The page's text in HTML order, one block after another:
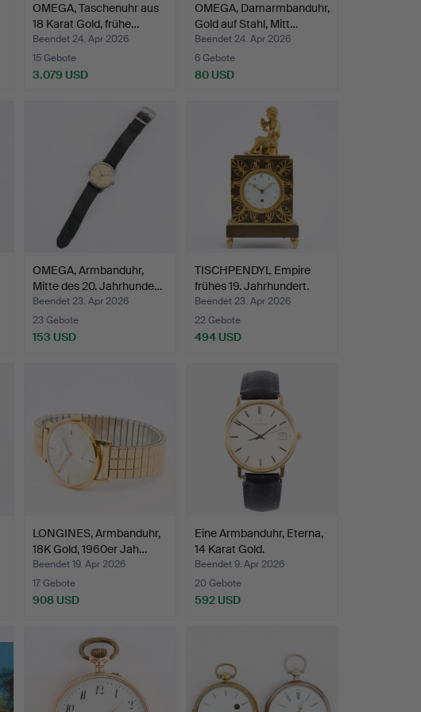
OMEGA, Taschenuhr aus
18 Karat Gold, frühe…
Beendet 24. Apr 2026
15 Gebote
3.079 USD
OMEGA, Damarmbanduhr,
Gold auf Stahl, Mitt…
Beendet 24. Apr 2026
6 Gebote
80 USD
OMEGA, Armbanduhr,
Mitte des 20. Jahrhunde…
Beendet 23. Apr 2026
23 Gebote
153 USD
TISCHPENDYL Empire
frühes 19. Jahrhundert.
Beendet 23. Apr 2026
22 Gebote
494 USD
LONGINES, Armbanduhr,
18K Gold, 1960er Jah…
Beendet 19. Apr 2026
17 Gebote
908 USD
Eine Armbanduhr, Eterna,
14 Karat Gold.
Beendet 9. Apr 2026
20 Gebote
592 USD